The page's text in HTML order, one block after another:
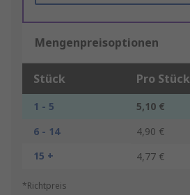
Mengenpreisoptionen
Stück Pro Stück
1 - 5
5,10 €
6 - 14
4,90 €
15 +
4,77 €
*Richtpreis